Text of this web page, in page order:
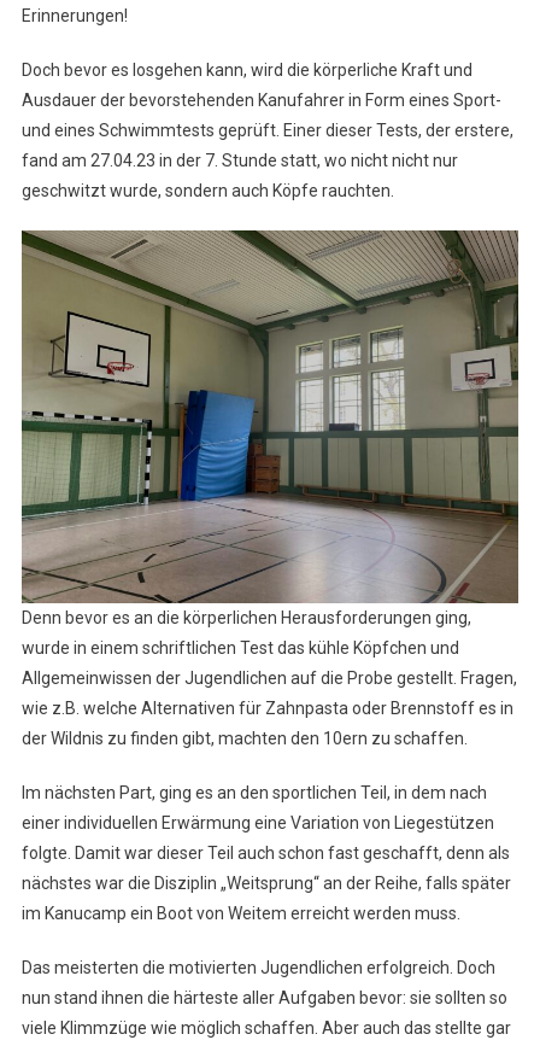
Erinnerungen!
Doch bevor es losgehen kann, wird die körperliche Kraft und
Ausdauer der bevorstehenden Kanufahrer in Form eines Sport-
und eines Schwimmtests geprüft. Einer dieser Tests, der erstere,
fand am 27.04.23 in der 7. Stunde statt, wo nicht nicht nur
geschwitzt wurde, sondern auch Köpfe rauchten.
Denn bevor es an die körperlichen Herausforderungen ging,
wurde in einem schriftlichen Test das kühle Köpfchen und
Allgemeinwissen der Jugendlichen auf die Probe gestellt. Fragen,
wie z.B. welche Alternativen für Zahnpasta oder Brennstoff es in
der Wildnis zu finden gibt, machten den 10ern zu schaffen.
Im nächsten Part, ging es an den sportlichen Teil, in dem nach
einer individuellen Erwärmung eine Variation von Liegestützen
folgte. Damit war dieser Teil auch schon fast geschafft, denn als
nächstes war die Disziplin „Weitsprung“ an der Reihe, falls später
im Kanucamp ein Boot von Weitem erreicht werden muss.
Das meisterten die motivierten Jugendlichen erfolgreich. Doch
nun stand ihnen die härteste aller Aufgaben bevor: sie sollten so
viele Klimmzüge wie möglich schaffen. Aber auch das stellte gar